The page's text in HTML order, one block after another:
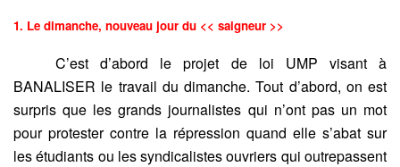
1. Le dimanche, nouveau jour du << saigneur >>
C’est d’abord le projet de loi UMP visant à
BANALISER le travail du dimanche. Tout d’abord, on est
surpris que les grands journalistes qui n’ont pas un mot
pour protester contre la répression quand elle s’abat sur
les étudiants ou les syndicalistes ouvriers qui outrepassent